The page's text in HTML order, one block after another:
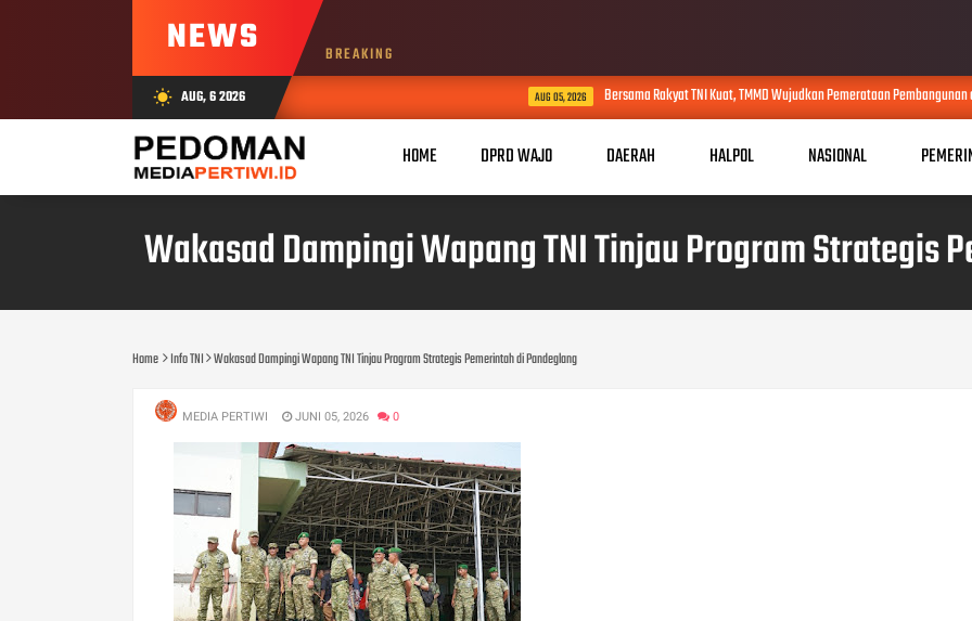
NEWS BREAKING
wb_sunny AUG, 6 2026 Bersama Rakyat TNI Kuat, TMMD Wujudkan Pemerataan Pembangunan dan
HOME DPRD WAJO DAERAH HALPOL NASIONAL
Wakasad Dampingi Wapang TNI Tinjau Program Strategis
Home Info TNI Wakasad Dampingi Wapang TNI Tinjau Program Strategis Pemerintah di Pandeglang
MEDIA PERTIWI JUNI 05, 2026 0